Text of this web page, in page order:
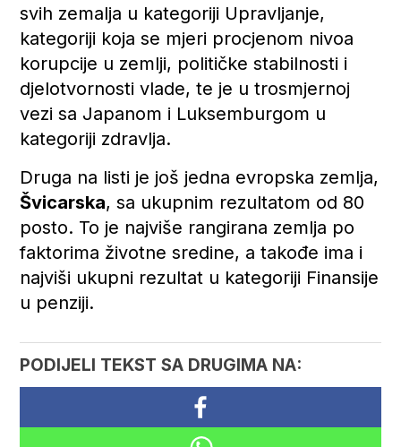
svih zemalja u kategoriji Upravljanje,
kategoriji koja se mjeri procjenom nivoa
korupcije u zemlji, političke stabilnosti i
djelotvornosti vlade, te je u trosmjernoj
vezi sa Japanom i Luksemburgom u
kategoriji zdravlja.
Druga na listi je još jedna evropska zemlja,
Švicarska, sa ukupnim rezultatom od 80
posto. To je najviše rangirana zemlja po
faktorima životne sredine, a takođe ima i
najviši ukupni rezultat u kategoriji Finansije
u penziji.
PODIJELI TEKST SA DRUGIMA NA: